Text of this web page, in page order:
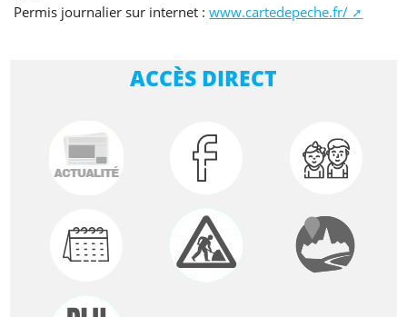
Permis journalier sur internet :www.cartedepeche.fr/
ACCÈS DIRECT